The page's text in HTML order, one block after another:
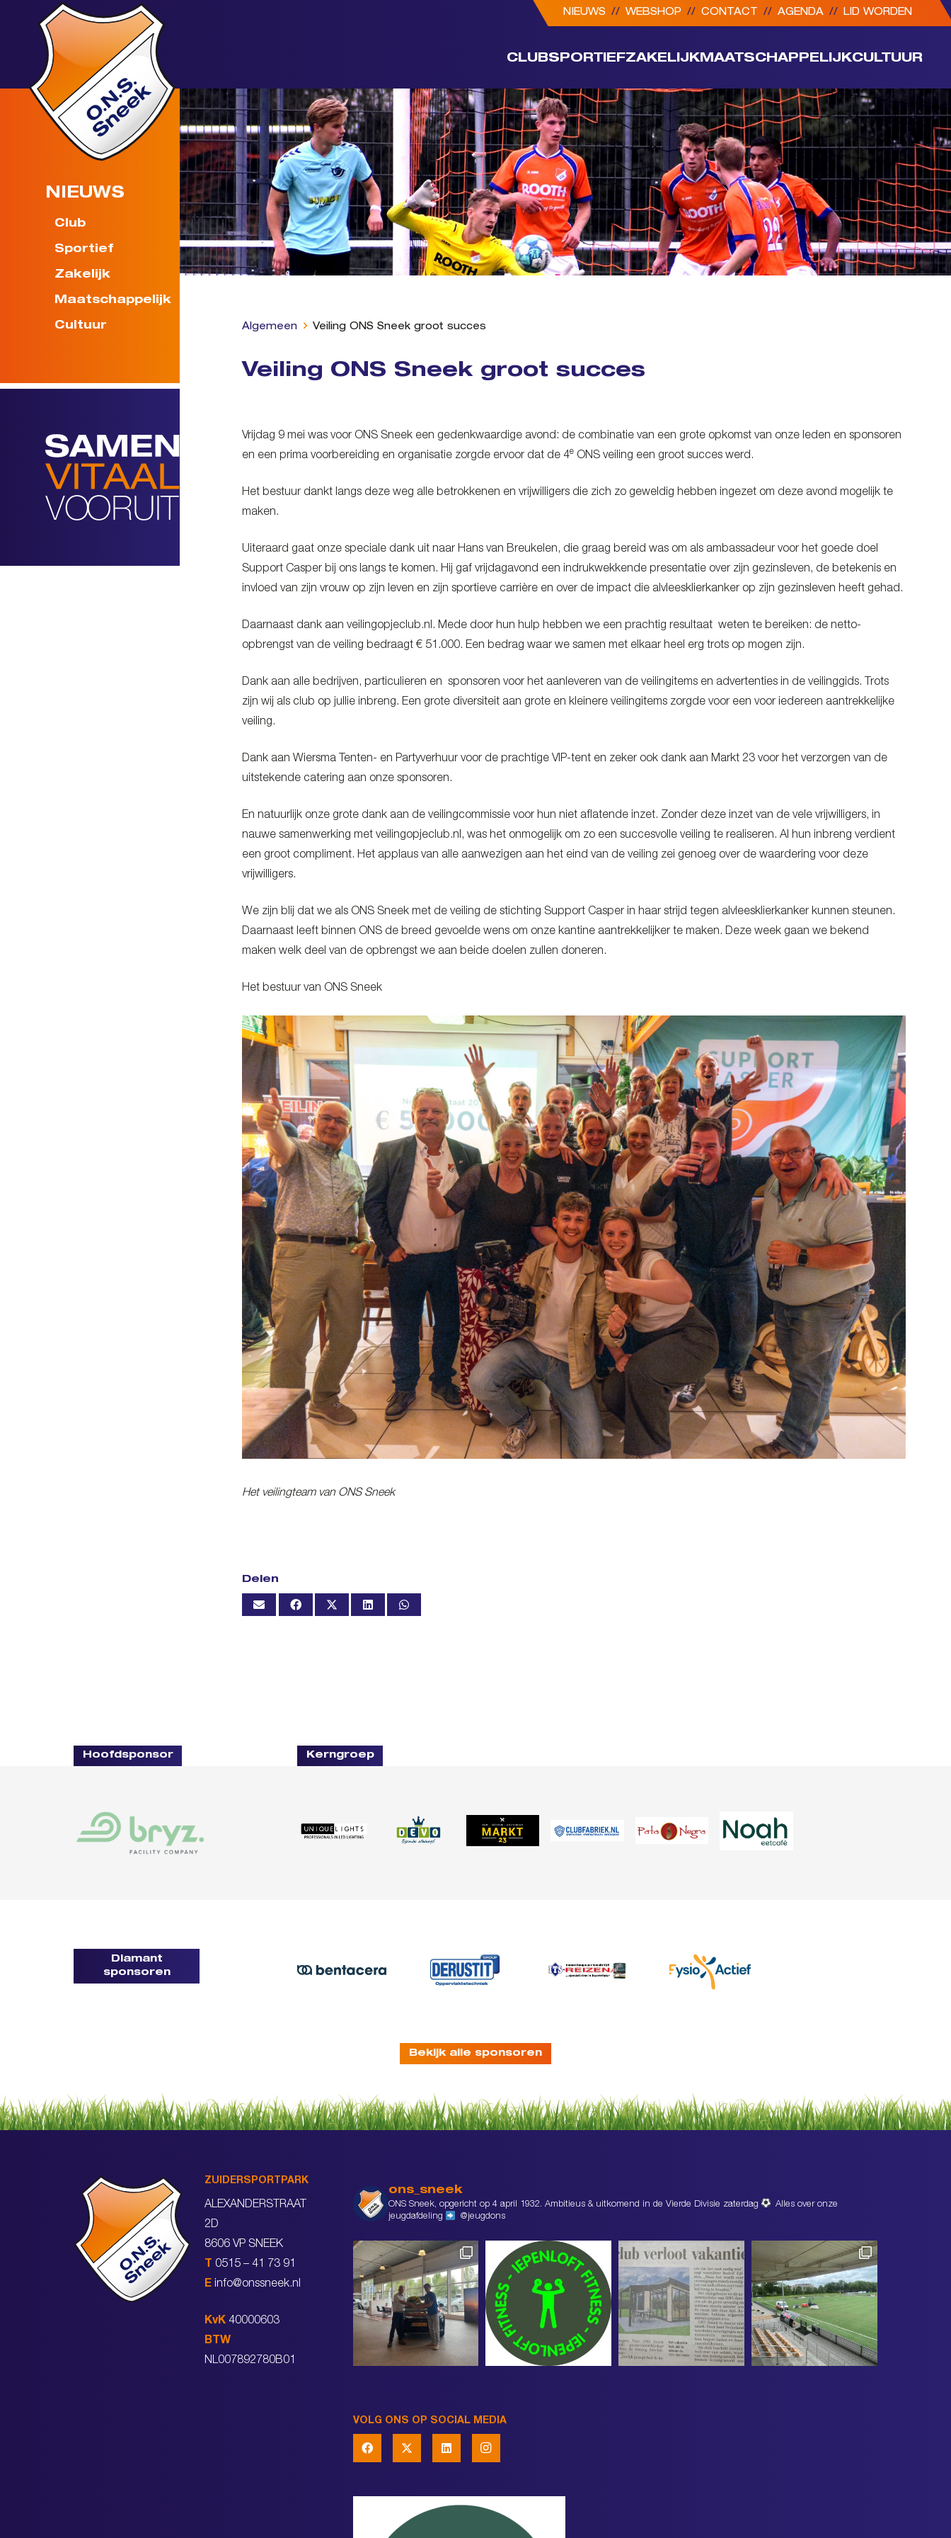
NIEUWS // WEBSHOP // CONTACT // AGENDA // LID WORDEN
CLUBSPORTIEFZAKELIJK MAATSCHAPPELIJKCULTUUR
NIEUWS
Club
Sportief
Zakelijk
Maatschappelijk
Cultuur Algemeen Veiling ONS Sneek groot succes
Veiling ONS Sneek groot succes
Vrijdag 9 mei was voor ONS Sneek een gedenkwaardige avond: de combinatie van een grote opkomst van onze leden en sponsoren
en een prima voorbereiding en organisatie zorgde ervoor dat de 4e ONS veiling een groot succes werd.
Het bestuur dankt langs deze weg alle betrokkenen en vrijwilligers die zich zo geweldig hebben ingezet om deze avond mogelijk te
maken.
Uiteraard gaat onze speciale dank uit naar Hans van Breukelen, die graag bereid was om als ambassadeur voor het goede doel
Support Casper bij ons langs te komen. Hij gaf vrijdagavond een indrukwekkende presentatie over zijn gezinsleven, de betekenis en
invloed van zijn vrouw op zijn leven en zijn sportieve carrière en over de impact die alvleesklierkanker op zijn gezinsleven heeft gehad.
Daarnaast dank aan veilingopjeclub.nl. Mede door hun hulp hebben we een prachtig resultaat weten te bereiken: de netto-
opbrengst van de veiling bedraagt € 51.000. Een bedrag waar we samen met elkaar heel erg trots op mogen zijn.
Dank aan alle bedrijven, particulieren en sponsoren voor het aanleveren van de veilingitems en advertenties in de veilinggids. Trots
zijn wij als club op jullie inbreng. Een grote diversiteit aan grote en kleinere veilingitems zorgde voor een voor iedereen aantrekkelijke
veiling.
Dank aan Wiersma Tenten- en Partyverhuur voor de prachtige VIP-tent en zeker ook dank aan Markt 23 voor het verzorgen van de
uitstekende catering aan onze sponsoren.
En natuurlijk onze grote dank aan de veilingcommissie voor hun niet aflatende inzet. Zonder deze inzet van de vele vrijwilligers, in
nauwe samenwerking met veilingopjeclub.nl, was het onmogelijk om zo een succesvolle veiling te realiseren. Al hun inbreng verdient
een groot compliment. Het applaus van alle aanwezigen aan het eind van de veiling zei genoeg over de waardering voor deze
vrijwilligers.
We zijn blij dat we als ONS Sneek met de veiling de stichting Support Casper in haar strijd tegen alvleesklierkanker kunnen steunen.
Daarnaast leeft binnen ONS de breed gevoelde wens om onze kantine aantrekkelijker te maken. Deze week gaan we bekend
maken welk deel van de opbrengst we aan beide doelen zullen doneren.
Het bestuur van ONS Sneek
Het veilingteam van ONS Sneek
Delen
Hoofdsponsor Kerngroep
Diamant
sponsoren
Bekijk alle sponsoren
ZUIDERSPORTPARK
ALEXANDERSTRAAT
2D
8606 VP SNEEK
T 0515 – 41 73 91
E info@onssneek.nl
KvK 40000603
BTW
NL007892780B01
ons_sneek
ONS Sneek, opgericht op 4 april 1932. Ambitieus & uitkomend in de Vierde Divisie zaterdag
Alles over onze
jeugdafdeling
@jeugdons
VOLG ONS OP SOCIAL MEDIA